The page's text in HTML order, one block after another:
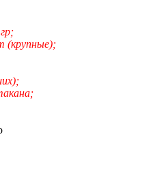
(крупные);